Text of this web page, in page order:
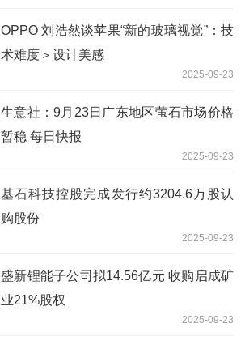
OPPO 刘浩然谈苹果“新的玻璃视觉”：技
术难度＞设计美感
2025-09-23
生意社：9月23日广东地区萤石市场价格
暂稳 每日快报
2025-09-23
基石科技控股完成发行约3204.6万股认
购股份
2025-09-23
盛新锂能子公司拟14.56亿元 收购启成矿
业21%股权
2025-09-23